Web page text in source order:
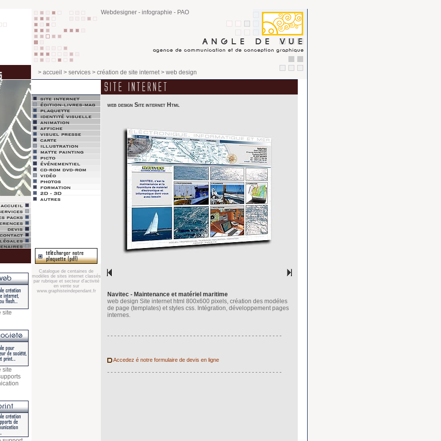
Webdesigner - infographie - PAO
> accueil > services> création de site internet> web design
site
site
Catalogue de centaines de
modèles de sites internet classés
par rubrique et secteur d'activité
en vente sur
www.graphisteindependant.fr
web design Site internet Html
Navitec - Maintenance et matériel maritime
web design Site internet html 800x600 pixels, création des modéles
de page (templates) et styles css. Intégration, développement pages
internes.
- - - - - - - - - - - - - - - - - - - - - - - - - - - - - - - - - - - - - - - - - - - - - - - - - - -
Accedez é notre formulaire de devis en ligne
- - - - - - - - - - - - - - - - - - - - - - - - - - - - - - - - - - - - - - - - - - - - - - - - - - -